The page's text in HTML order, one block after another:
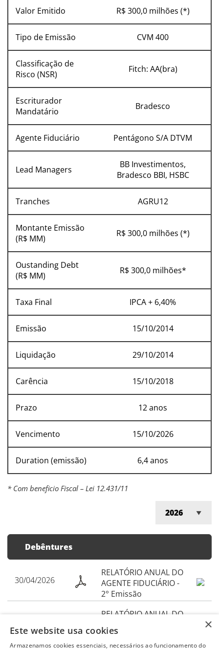
Valor Emitido R$ 300,0 milhões (*)
Tipo de Emissão CVM 400
Classificação de
Risco (NSR)
Fitch: AA(bra)
Escriturador
Mandatário
Bradesco
Agente Fiduciário Pentágono S/A DTVM
Lead Managers
BB Investimentos,
Bradesco BBI, HSBC
Tranches AGRU12
Montante Emissão
(R$ MM)
R$ 300,0 milhões (*)
Oustanding Debt
(R$ MM)
R$ 300,0 milhões*
Taxa Final IPCA + 6,40%
Emissão 15/10/2014
Liquidação 29/10/2014
Carência 15/10/2018
Prazo 12 anos
Vencimento 15/10/2026
Duration (emissão) 6,4 anos
* Com beneficio Fiscal – Lei 12.431/11
Debêntures
30/04/2026
RELATÓRIO ANUAL DO
AGENTE FIDUCIÁRIO -
2° Emissão
RELATÓRIO ANUAL DO
AGENTE FIDUCIÁRIO -
1° Emissão
×
Este website usa cookies
Armazenamos cookies essenciais, necessários ao funcionamento do